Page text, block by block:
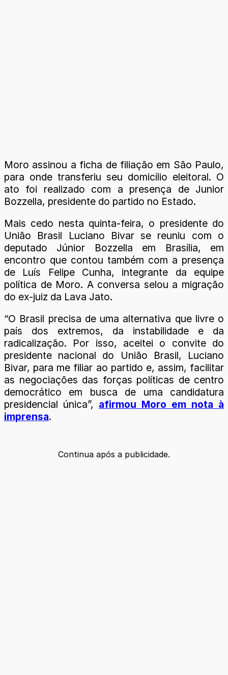
Moro assinou a ficha de filiação em São Paulo,
para onde transferiu seu domicílio eleitoral. O
ato foi realizado com a presença de Junior
Bozzella, presidente do partido no Estado.
Mais cedo nesta quinta-feira, o presidente do
União Brasil Luciano Bivar se reuniu com o
deputado Júnior Bozzella em Brasília, em
encontro que contou também com a presença
de Luís Felipe Cunha, integrante da equipe
política de Moro. A conversa selou a migração
do ex-juiz da Lava Jato.
“O Brasil precisa de uma alternativa que livre o
país dos extremos, da instabilidade e da
radicalização. Por isso, aceitei o convite do
presidente nacional do União Brasil, Luciano
Bivar, para me filiar ao partido e, assim, facilitar
as negociações das forças políticas de centro
democrático em busca de uma candidatura
presidencial única”, afirmou Moro em nota à
imprensa.
Continua após a publicidade.